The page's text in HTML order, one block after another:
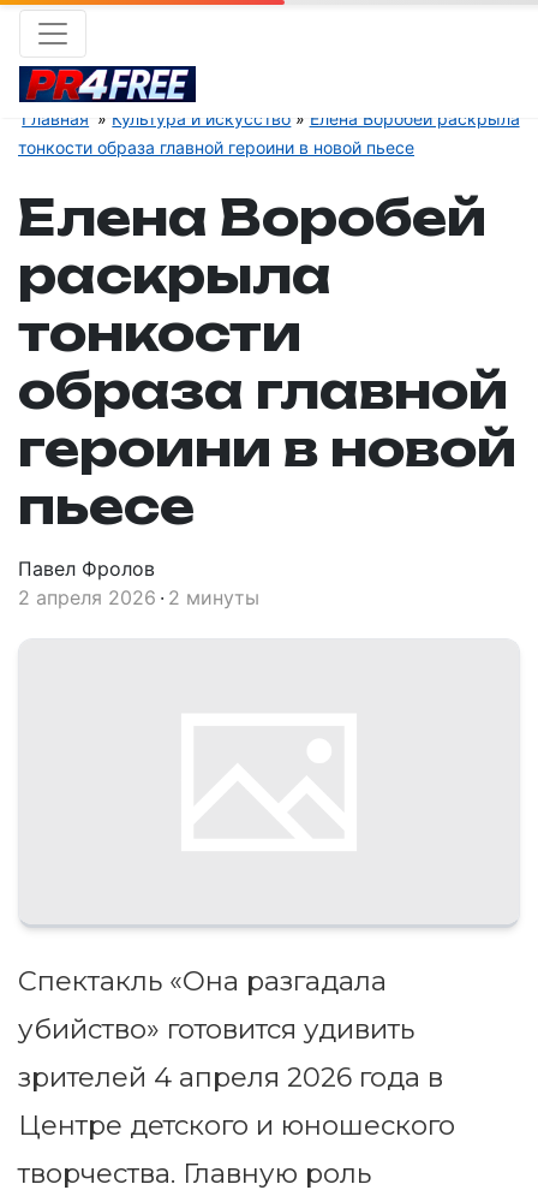
Главная Культура и искусство
Елена Воробей раскрыла
тонкости образа главной героини в новой пьесе
Елена Воробей
раскрыла
тонкости
образа главной
героини в новой
пьесе
Павел Фролов
2 апреля 2026 2 минуты
Спектакль «Она разгадала
убийство» готовится удивить
зрителей 4 апреля 2026 года в
Центре детского и юношеского
творчества. Главную роль